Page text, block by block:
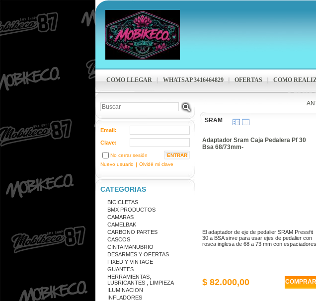
COMO LLEGAR WHATSAP 3416464829 OFERTAS COMO
Email:
Clave:
No cerrar sesión
Nuevo usuario | Olvidé mi clave
CATEGORIAS
BICICLETAS
BMX PRODUCTOS
CAMARAS
CAMELBAK
CARBONO PARTES
CASCOS
CINTA MANUBRIO
DESARMES Y OFERTAS
FIXED Y VINTAGE
GUANTES
HERRAMIENTAS,
LUBRICANTES , LIMPIEZA
ILUMINACION
INFLADORES
SRAM
Adaptador Sram Caja Pedalera Pf 30
Bsa 68/73mm-
El adaptador de eje de pedalier SRAM Pressfit
30 a BSA sirve para usar ejes de pedalier con
rosca inglesa de 68 a 73 mm con espaciadores
$ 82.000,00 COMPRAR